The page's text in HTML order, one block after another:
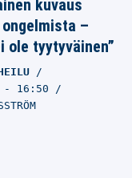
kuvaus
–
ole tyytyväinen”
- 16:50